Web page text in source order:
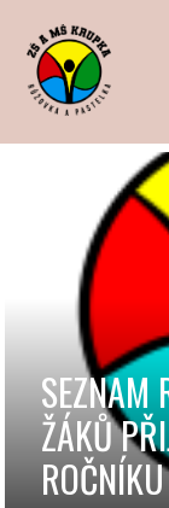
SEZNAM
ŽÁKŮ
ROČNÍKU